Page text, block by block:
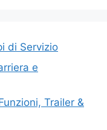
di Servizio
e
Trailer &